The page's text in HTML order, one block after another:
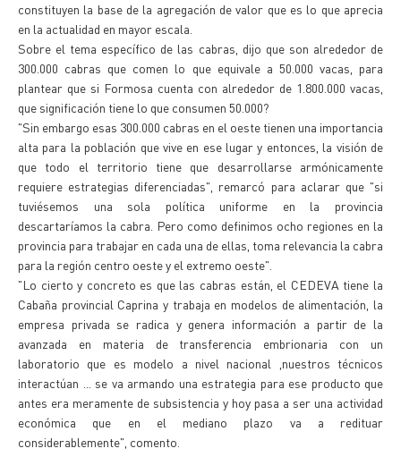
constituyen la base de la agregación de valor que es lo que aprecia
en la actualidad en mayor escala.
Sobre el tema específico de las cabras, dijo que son alrededor de
300.000 cabras que comen lo que equivale a 50.000 vacas, para
plantear que si Formosa cuenta con alrededor de 1.800.000 vacas,
que significación tiene lo que consumen 50.000?
"Sin embargo esas 300.000 cabras en el oeste tienen una importancia
alta para la población que vive en ese lugar y entonces, la visión de
que todo el territorio tiene que desarrollarse armónicamente
requiere estrategias diferenciadas", remarcó para aclarar que "si
tuviésemos una sola política uniforme en la provincia
descartaríamos la cabra. Pero como definimos ocho regiones en la
provincia para trabajar en cada una de ellas, toma relevancia la cabra
para la región centro oeste y el extremo oeste".
"Lo cierto y concreto es que las cabras están, el CEDEVA tiene la
Cabaña provincial Caprina y trabaja en modelos de alimentación, la
empresa privada se radica y genera información a partir de la
avanzada en materia de transferencia embrionaria con un
laboratorio que es modelo a nivel nacional ,nuestros técnicos
interactúan ... se va armando una estrategia para ese producto que
antes era meramente de subsistencia y hoy pasa a ser una actividad
económica que en el mediano plazo va a redituar
considerablemente", comento.